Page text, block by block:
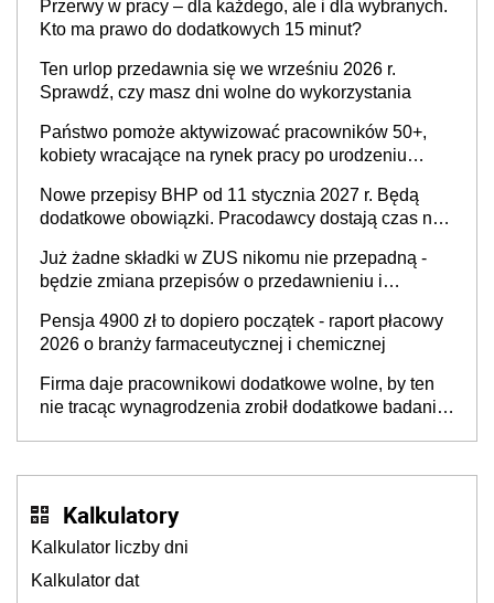
refundacji, ale bariery po stronie systemu i
świadomości pracodawców [WYWIAD]
Przerwy w pracy – dla każdego, ale i dla wybranych.
Kto ma prawo do dodatkowych 15 minut?
Ten urlop przedawnia się we wrześniu 2026 r.
Sprawdź, czy masz dni wolne do wykorzystania
Państwo pomoże aktywizować pracowników 50+,
kobiety wracające na rynek pracy po urodzeniu
neuroatypowe. Powstanie Fundusz na rzecz
Inkluzywności w Zatrudnianiu?
Nowe przepisy BHP od 11 stycznia 2027 r. Będą
dodatkowe obowiązki. Pracodawcy dostają czas na
Już żadne składki w ZUS nikomu nie przepadną -
będzie zmiana przepisów o przedawnieniu i
Pensja 4900 zł to dopiero początek - raport płacowy
2026 o branży farmaceutycznej i chemicznej
Firma daje pracownikowi dodatkowe wolne, by ten
nie tracąc wynagrodzenia zrobił dodatkowe badania.
Kalkulatory
Kalkulator liczby dni
Kalkulator dat